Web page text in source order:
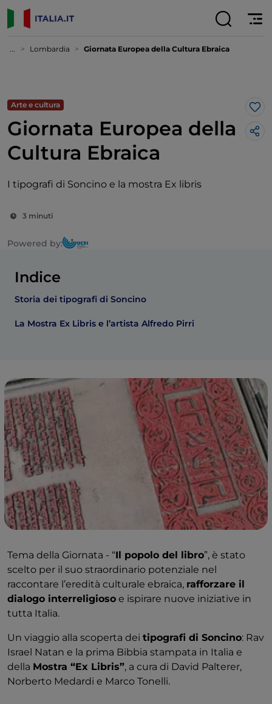
... Lombardia Giornata Europea della Cultura Ebraica
Arte e cultura
Giornata Europea della
Cultura Ebraica
I tipografi di Soncino e la mostra Ex libris
3 minuti
Powered by:
Indice
Storia dei tipografi di Soncino
La Mostra Ex Libris e l’artista Alfredo Pirri
Tema della Giornata - “Il popolo del libro”, è stato
scelto per il suo straordinario potenziale nel
raccontare l’eredità culturale ebraica, rafforzare il
dialogo interreligioso e ispirare nuove iniziative in
tutta Italia.
Un viaggio alla scoperta dei tipografi di Soncino: Rav
Israel Natan e la prima Bibbia stampata in Italia e
della Mostra “Ex Libris”, a cura di David Palterer,
Norberto Medardi e Marco Tonelli.